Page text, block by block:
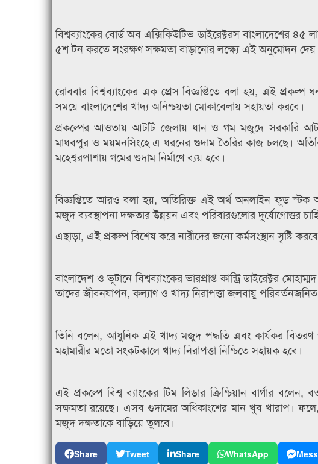
বিশ্বব্যাংকের বোর্ড অব এক্সিকিউটিভ ডাইরেক্টরস
৫শ টন করতে সংরক্ষণ সক্ষমতা বাড়ানোর লক্ষ্যে এই অনুমোদন
রোববার বিশ্বব্যাংকের এক প্রেস বিজ্ঞপ্তিতে বলা হয়, এই
সময়ে বাংলাদেশের খাদ্য অনিশ্চয়তা মোকাবেলায় সহায়তা করবে।
প্রকল্পের আওতায় আটটি জেলায় ধান ও গম মজুদে সরকারি
মাধবপুর ও ময়মনসিংহে এ ধরনের গুদাম তৈরির কাজ চলছে।
মহেশ্বরপাশায় গমের গুদাম নির্মাণে ব্যয় হবে।
বিজ্ঞপ্তিতে আরও বলা হয়, অতিরিক্ত এই অর্থ অনলাইন ফুড স্টক
মজুদ ব্যবস্থাপনা দক্ষতার উন্নয়ন এবং পরিবারগুলোর দুর্যোগোত্তর
এছাড়া, এই প্রকল্প বিশেষ করে নারীদের জন্যে কর্মসংস্থান সৃষ্টি
বাংলাদেশ ও ভূটানে বিশ্বব্যাংকের ভারপ্রাপ্ত কান্ট্রি ডাইরেক্টর
তাদের জীবনযাপন, কল্যাণ ও খাদ্য নিরাপত্তা জলবায়ু
তিনি বলেন, আধুনিক এই খাদ্য মজুদ পদ্ধতি এবং কার্যকর বিতরণ
মহামারীর মতো সংকটকালে খাদ্য নিরাপত্তা নিশ্চিতে সহায়ক হবে।
এই প্রকল্পে বিশ্ব ব্যাংকের টিম লিডার ক্রিশ্চিয়ান বার্গার
সক্ষমতা রয়েছে। এসব গুদামের অধিকাংশের মান খুব খারাপ।
মজুদ দক্ষতাকে বাড়িয়ে তুলবে।
Share Tweet Share WhatsApp